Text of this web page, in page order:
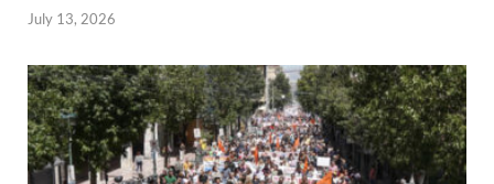
July 13, 2026